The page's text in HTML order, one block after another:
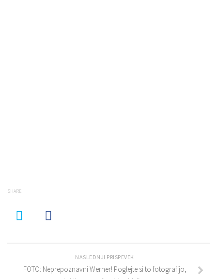
SHARE
NASLEDNJI PRISPEVEK
FOTO: Neprepoznavni Werner! Poglejte si to fotografijo,